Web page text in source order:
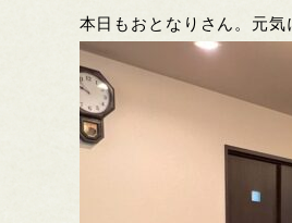
本日もおとなりさん。元気